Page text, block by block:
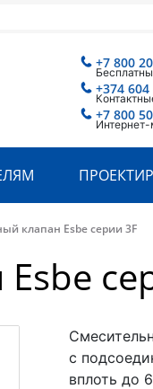
+7 800
+7 800
+374
клапан Esbe cерии 3F
с
вплоть до